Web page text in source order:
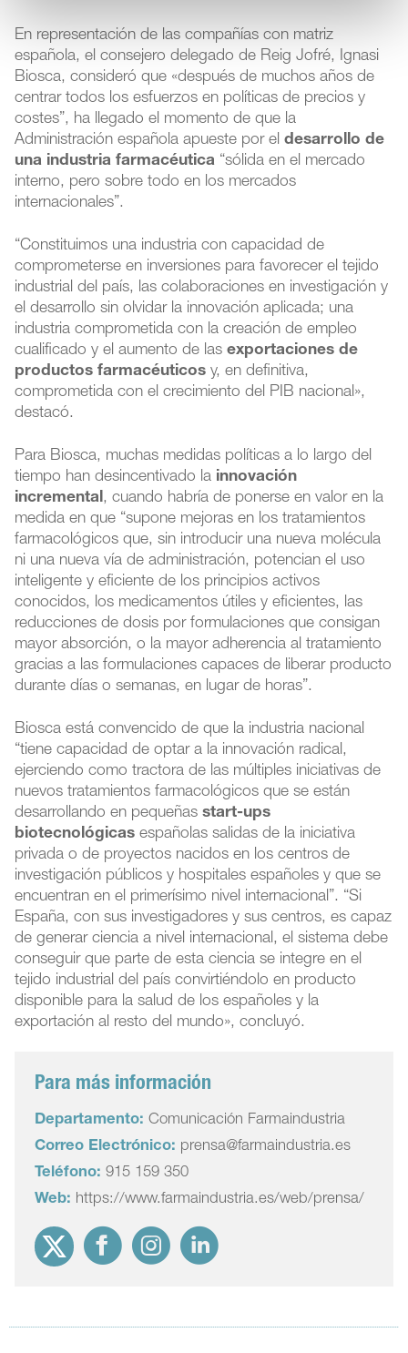
En representación de las compañías con matriz
española, el consejero delegado de Reig Jofré, Ignasi
Biosca, consideró que «después de muchos años de
centrar todos los esfuerzos en políticas de precios y
costes”, ha llegado el momento de que la
Administración española apueste por eldesarrollo de
una industria farmacéutica “sólida en el mercado
interno, pero sobre todo en los mercados
internacionales”.
“Constituimos una industria con capacidad de
comprometerse en inversiones para favorecer el tejido
industrial del país, las colaboraciones en investigación y
el desarrollo sin olvidar la innovación aplicada; una
industria comprometida con la creación de empleo
cualificado y el aumento de lasexportaciones de
productos farmacéuticos y, en definitiva,
comprometida con el crecimiento del PIB nacional»,
destacó.
Para Biosca, muchas medidas políticas a lo largo del
tiempo han desincentivado la innovación
incremental, cuando habría de ponerse en valor en la
medida en que “supone mejoras en los tratamientos
farmacológicos que, sin introducir una nueva molécula
ni una nueva vía de administración, potencian el uso
inteligente y eficiente de los principios activos
conocidos, los medicamentos útiles y eficientes, las
reducciones de dosis por formulaciones que consigan
mayor absorción, o la mayor adherencia al tratamiento
gracias a las formulaciones capaces de liberar producto
durante días o semanas, en lugar de horas”.
Biosca está convencido de que la industria nacional
“tiene capacidad de optar a la innovación radical,
ejerciendo como tractora de las múltiples iniciativas de
nuevos tratamientos farmacológicos que se están
desarrollando en pequeñasstart-ups
biotecnológicas españolas salidas de la iniciativa
privada o de proyectos nacidos en los centros de
investigación públicos y hospitales españoles y que se
encuentran en el primerísimo nivel internacional”. “Si
España, con sus investigadores y sus centros, es capaz
de generar ciencia a nivel internacional, el sistema debe
conseguir que parte de esta ciencia se integre en el
tejido industrial del país convirtiéndolo en producto
disponible para la salud de los españoles y la
exportación al resto del mundo», concluyó.
Para más información
Departamento: Comunicación Farmaindustria
Correo Electrónico: prensa@farmaindustria.es
Teléfono: 915 159 350
Web: https://www.farmaindustria.es/web/prensa/